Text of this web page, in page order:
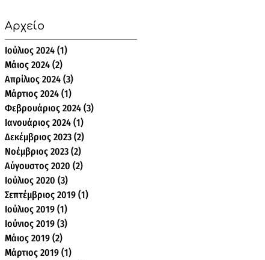
Αρχείο
Ιούλιος 2024 (1)
Μάιος 2024 (2)
Απρίλιος 2024 (3)
Μάρτιος 2024 (1)
Φεβρουάριος 2024 (3)
Ιανουάριος 2024 (1)
Δεκέμβριος 2023 (2)
Νοέμβριος 2023 (2)
Αύγουστος 2020 (2)
Ιούλιος 2020 (3)
Σεπτέμβριος 2019 (1)
Ιούλιος 2019 (1)
Ιούνιος 2019 (3)
Μάιος 2019 (2)
Μάρτιος 2019 (1)